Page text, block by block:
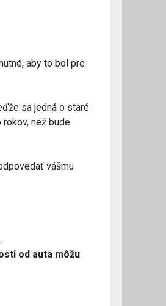
aby to bol pre
sa jedná o staré
než bude
vášmu
od auta môžu